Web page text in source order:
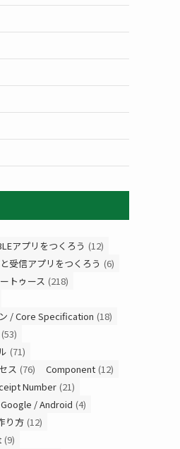
アプリをつくろう (12)
受信アプリをつくろう (6)
トゥース (218)
/ Core Specification (18)
(53)
(71)
ス (76) Component (12)
Number (21)
Google / Android (4)
り方 (12)
(9)